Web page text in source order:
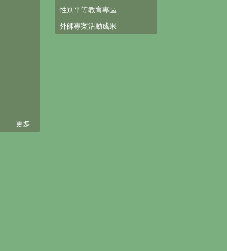
更多...
性別平等教育專區
外師專案活動成果